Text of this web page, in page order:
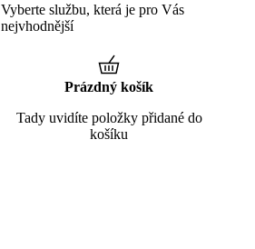
Vyberte službu, která je pro Vás
nejvhodnější
Prázdný košík
Tady uvidíte položky přidané do
košíku